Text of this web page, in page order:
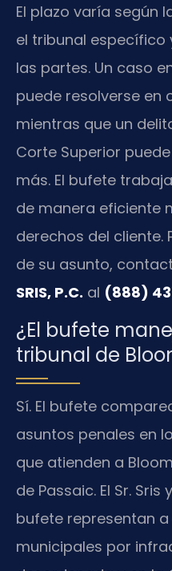
El plazo varía según
el tribunal específico
las partes. Un caso
puede resolverse en
mientras que un
Corte Superior
más. El bufete
de manera eficiente
derechos del cliente.
de su asunto,
SRIS, P.C. al (888)
¿El bufete
tribunal de
Sí. El bufete
asuntos penales en
que atienden a
de Passaic. El Sr.
bufete representan
municipales por